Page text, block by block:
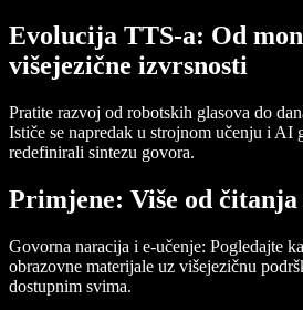
Evolucija TTS-a: Od
višejezične izvrsnosti
Pratite razvoj od robotskih glasova do
Ističe se napredak u strojnom učenju i AI
redefinirali sintezu govora.
Primjene: Više od čitanja
Govorna naracija i e-učenje: Pogledajte
obrazovne materijale uz višejezičnu
dostupnim svima.